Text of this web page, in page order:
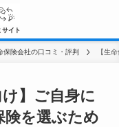
サイト
保険会社の口コミ・評判
け】ご自身に
険を選ぶため